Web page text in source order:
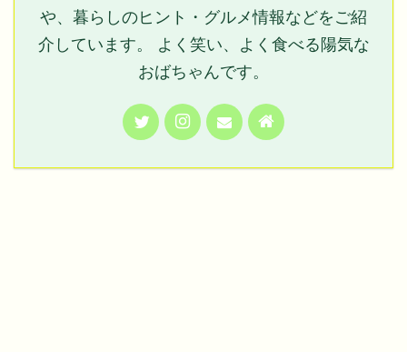
や、暮らしのヒント・グルメ情報などをご紹
介しています。 よく笑い、よく食べる陽気な
おばちゃんです。